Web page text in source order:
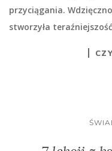
przyciągania.
stworzyła